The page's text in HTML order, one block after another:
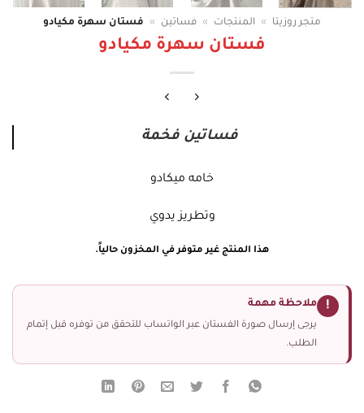
متجر روزيتا » المنتجات » فساتين » فستان سهرة مكيادو
فستان سهرة مكيادو
فساتين فخمة
خامه ميكادو
وتطريز يدوي
هذا المنتج غير متوفر في المخزون حالياً.
! ملاحظة مهمة
يرجى إرسال صورة الفستان عبر الواتساب للتحقق من توفره قبل إتمام
الطلب.